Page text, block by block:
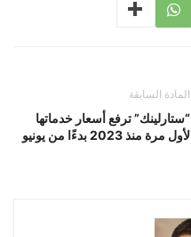
المادة السابقة
“ستارلينك” ترفع أسعار خدماتها
لأول مرة منذ 2023 بدءًا من يونيو